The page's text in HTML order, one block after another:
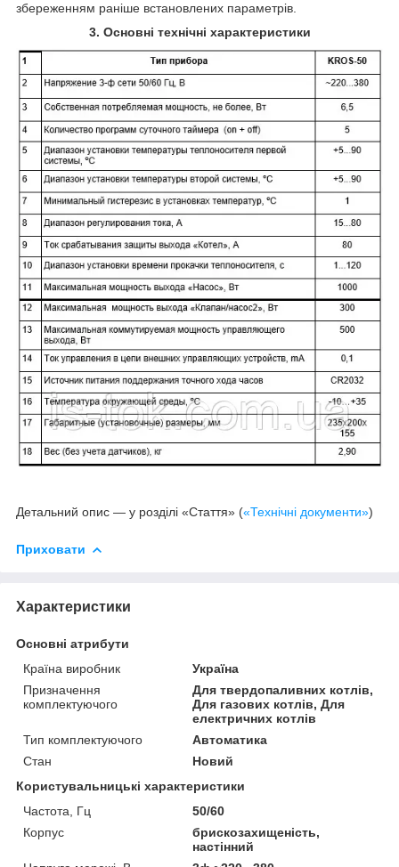
збереженням раніше встановлених параметрів.
3. Основні технічні характеристики
Детальний опис — у розділі «Стаття» («Технічні документи»)
Приховати
Характеристики
Основні атрибути
Країна виробник
Україна
Призначення
комплектуючого
Для твердопаливних котлів,
Для газових котлів, Для
електричних котлів
Тип комплектуючого
Автоматика
Стан
Новий
Користувальницькі характеристики
Частота, Гц
50/60
Корпус
брискозахищеність,
настінний